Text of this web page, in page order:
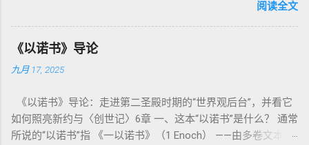
内容看似仪式化，《利未记》却揭示了 神的临在如何规范人类
为我耶和华你们的神是圣洁的。”（利未记19:2） 这节经文构成
整卷书的中心神学。希伯来文“קָדוֹשׁ”（kadosh）不仅意味着道
德上的圣洁，更意味着“分别出来”、“归属于神”。 《利未记》教
中活出“圣洁”。圣洁不仅是内心态度，更是生活方式。 二、献
祭制度：与神相交的通道 前七章详细描述五种祭： 燔祭
（olah）：全然献上，象征奉献与赎罪； 素祭 （minchah）：
阅读全文
《以诺书》导论
九月 17, 2025
《以诺书》导论：走进第二圣殿时期的“世界观后台”，并看它
如何照亮新约与〈创世记〉6章 一、这本“以诺书”是什么？ 通常
所说的“以诺书”指 《一以诺书》（1 Enoch） ——由多卷文本构